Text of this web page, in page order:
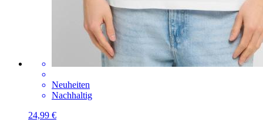
Neuheiten
Nachhaltig
24,99 €